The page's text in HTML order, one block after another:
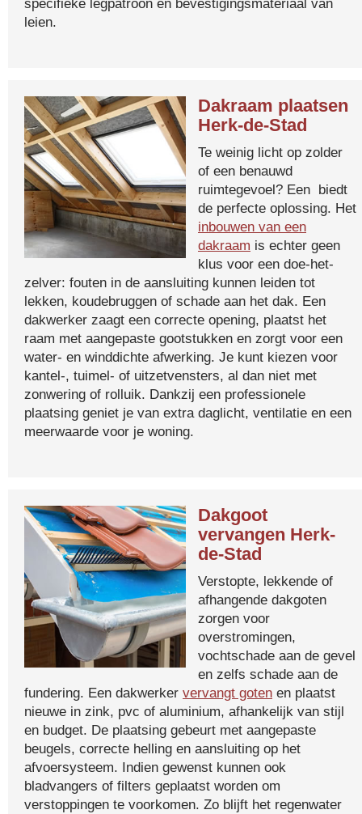
specifieke legpatroon en bevestigingsmateriaal van
leien.
Dakraam plaatsen
Herk-de-Stad
Te weinig licht op zolder
of een benauwd
ruimtegevoel? Een biedt
de perfecte oplossing. Het
inbouwen van een
dakraam is echter geen
klus voor een doe-het-
zelver: fouten in de aansluiting kunnen leiden tot
lekken, koudebruggen of schade aan het dak. Een
dakwerker zaagt een correcte opening, plaatst het
raam met aangepaste gootstukken en zorgt voor een
water- en winddichte afwerking. Je kunt kiezen voor
kantel-, tuimel- of uitzetvensters, al dan niet met
zonwering of rolluik. Dankzij een professionele
plaatsing geniet je van extra daglicht, ventilatie en een
meerwaarde voor je woning.
Dakgoot
vervangen Herk-
de-Stad
Verstopte, lekkende of
afhangende dakgoten
zorgen voor
overstromingen,
vochtschade aan de gevel
en zelfs schade aan de
fundering. Een dakwerker vervangt goten en plaatst
nieuwe in zink, pvc of aluminium, afhankelijk van stijl
en budget. De plaatsing gebeurt met aangepaste
beugels, correcte helling en aansluiting op het
afvoersysteem. Indien gewenst kunnen ook
bladvangers of filters geplaatst worden om
verstoppingen te voorkomen. Zo blijft het regenwater